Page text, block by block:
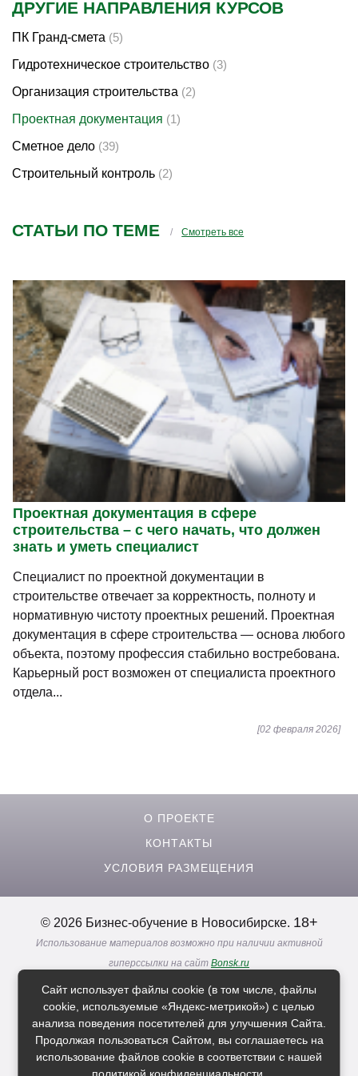
ДРУГИЕ НАПРАВЛЕНИЯ КУРСОВ
ПК Гранд-смета (5)
Гидротехническое строительство (3)
Организация строительства (2)
Проектная документация (1)
Сметное дело (39)
Строительный контроль (2)
СТАТЬИ ПО ТЕМЕ Смотреть все
Проектная документация в сфере
строительства – с чего начать, что должен
знать и уметь специалист
Специалист по проектной документации в
строительстве отвечает за корректность, полноту и
нормативную чистоту проектных решений. Проектная
документация в сфере строительства — основа любого
объекта, поэтому профессия стабильно востребована.
Карьерный рост возможен от специалиста проектного
отдела...
[02 февраля 2026]
О ПРОЕКТЕ
КОНТАКТЫ
УСЛОВИЯ РАЗМЕЩЕНИЯ
© 2026 Бизнес-обучение в Новосибирске. 18+
Использование материалов возможно при наличии активной
гиперссылки на сайт Bonsk.ru
Реклама. Информация о рекламодателях по ссылкам
Политика в отношении обработки персональных данных
Расскажи друзьям о нас
Сайт использует файлы cookie (в том числе, файлы
cookie, используемые «Яндекс-метрикой») с целью
анализа поведения посетителей для улучшения Сайта.
Продолжая пользоваться Сайтом, вы соглашаетесь на
использование файлов cookie в соответствии с нашей